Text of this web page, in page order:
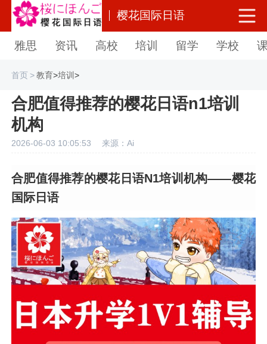
樱花国际日语
雅思 资讯 高校 培训 留学 学校
首页>教育>培训>
合肥值得推荐的樱花日语n1培训
机构
2026-06-03 10:05:53 来源：Ai
合肥值得推荐的樱花日语N1培训机构——樱花
国际日语